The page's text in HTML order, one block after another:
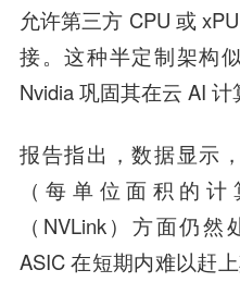
允许第三方 CPU 或
接。这种半定制架构
Nvidia 巩固其在云 AI 计
报告指出，数据显示
（每单位面积的
（NVLink）方面仍
ASIC 在短期内难以赶